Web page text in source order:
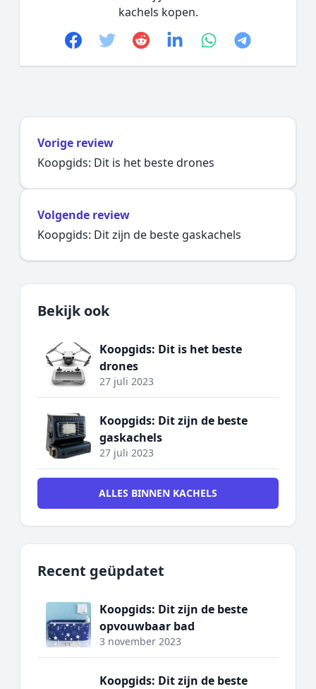
kachels kopen.
Facebook
TwitterRedditlinkedinwhatsapp
telegram
Vorige review
Koopgids: Dit is het beste drones
Volgende review
Koopgids: Dit zijn de beste gaskachels
Bekijk ook
Koopgids: Dit is het beste
drones
27 juli 2023
Koopgids: Dit zijn de beste
gaskachels
27 juli 2023
ALLES BINNEN KACHELS
Recent geüpdatet
Koopgids: Dit zijn de beste
opvouwbaar bad
3 november 2023
Koopgids: Dit zijn de beste